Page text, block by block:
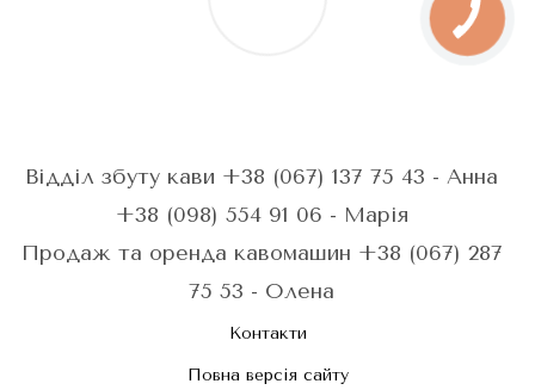
Відділ збуту кави +38 (067) 137 75 43 - Анна
+38 (098) 554 91 06 - Марія
Продаж та оренда кавомашин +38 (067) 287
75 53 - Олена
Контакти
Повна версія сайту